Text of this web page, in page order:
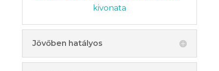
kivonata
Jövőben hatályos